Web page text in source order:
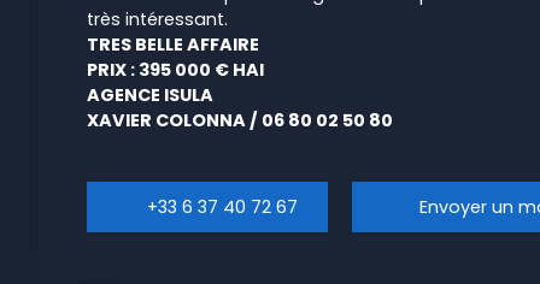
très intéressant.
TRES BELLE AFFAIRE
PRIX : 395 000 € HAI
AGENCE ISULA
XAVIER COLONNA / 06 80 02 50 80
+33 6 37 40 72 67 Envoyer un